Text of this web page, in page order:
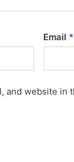
Email *
and website